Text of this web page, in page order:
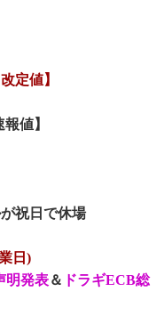
定値】
値】
祝日で休場
日)
明発表＆ ドラギECB総